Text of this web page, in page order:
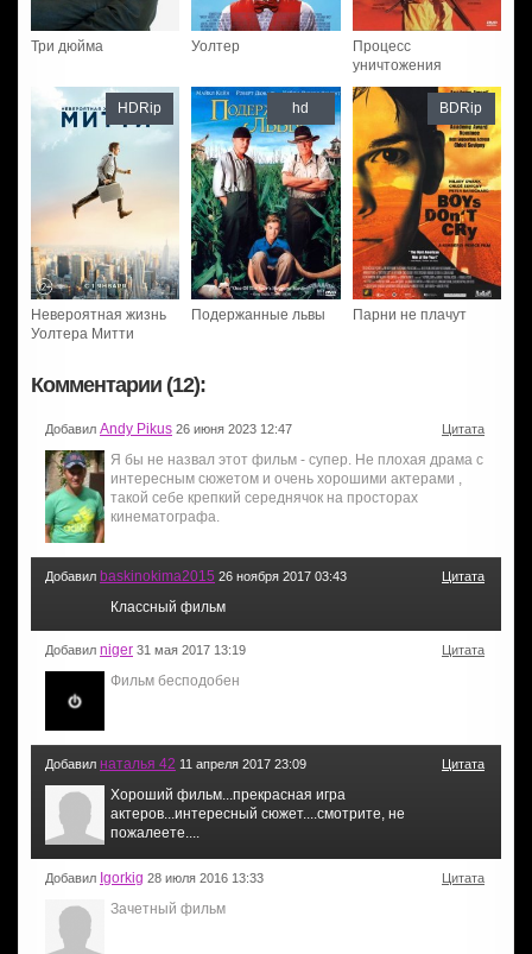
Три дюйма Уолтер
Процесс
уничтожения
Невероятная жизнь
Уолтера Митти
HDRip
Подержанные львы
hd
Парни не плачут
BDRip
Комментарии (12):
Добавил Andy Pikus 26 июня 2023 12:47 Цитата
Я бы не назвал этот фильм - супер. Не плохая драма с
интересным сюжетом и очень хорошими актерами ,
такой себе крепкий середнячок на просторах
кинематографа.
Добавил baskinokima2015 26 ноября 2017 03:43 Цитата
Классный фильм
Добавил niger 31 мая 2017 13:19 Цитата
Фильм бесподобен
Добавил наталья 42 11 апреля 2017 23:09 Цитата
Хороший фильм...прекрасная игра
актеров...интересный сюжет....смотрите, не
пожалеете....
Добавил Igorkig 28 июля 2016 13:33 Цитата
Зачетный фильм